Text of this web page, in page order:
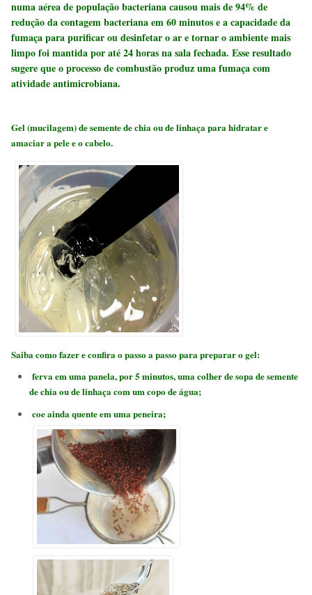
numa aérea de população bacteriana causou mais de 94% de
redução da contagem bacteriana em 60 minutos e a capacidade da
fumaça para purificar ou desinfetar o ar e tornar o ambiente mais
limpo foi mantida por até 24 horas na sala fechada. Esse resultado
sugere que o processo de combustão produz uma fumaça com
atividade antimicrobiana.
Gel (mucilagem) de semente de chia ou de linhaça para hidratar e
amaciar a pele e o cabelo.
Saiba como fazer e confira o passo a passo para preparar o gel:
ferva em uma panela, por 5 minutos, uma colher de sopa de semente
de chia ou de linhaça com um copo de água;
coe ainda quente em uma peneira;